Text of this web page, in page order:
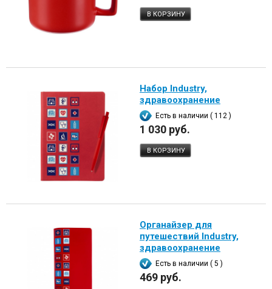
В КОРЗИНУ
Набор Industry,
здравоохранение
Есть в наличии ( 112 )
1 030 руб.
В КОРЗИНУ
Органайзер для
путешествий Industry,
здравоохранение
Есть в наличии ( 5 )
469 руб.